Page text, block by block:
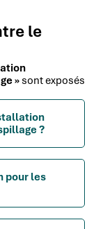
le
» sont exposés
?
pour les